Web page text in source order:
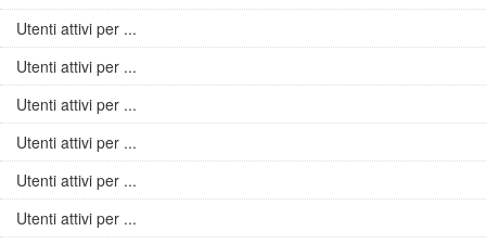
Utenti attivi per ...
Utenti attivi per ...
Utenti attivi per ...
Utenti attivi per ...
Utenti attivi per ...
Utenti attivi per ...